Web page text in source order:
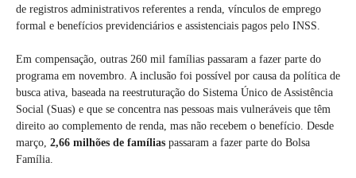
de registros administrativos referentes a renda, vínculos de emprego
formal e benefícios previdenciários e assistenciais pagos pelo INSS.
Em compensação, outras 260 mil famílias passaram a fazer parte do
programa em novembro. A inclusão foi possível por causa da política de
busca ativa, baseada na reestruturação do Sistema Único de Assistência
Social (Suas) e que se concentra nas pessoas mais vulneráveis que têm
direito ao complemento de renda, mas não recebem o benefício. Desde
março, 2,66 milhões de famílias passaram a fazer parte do Bolsa
Família.